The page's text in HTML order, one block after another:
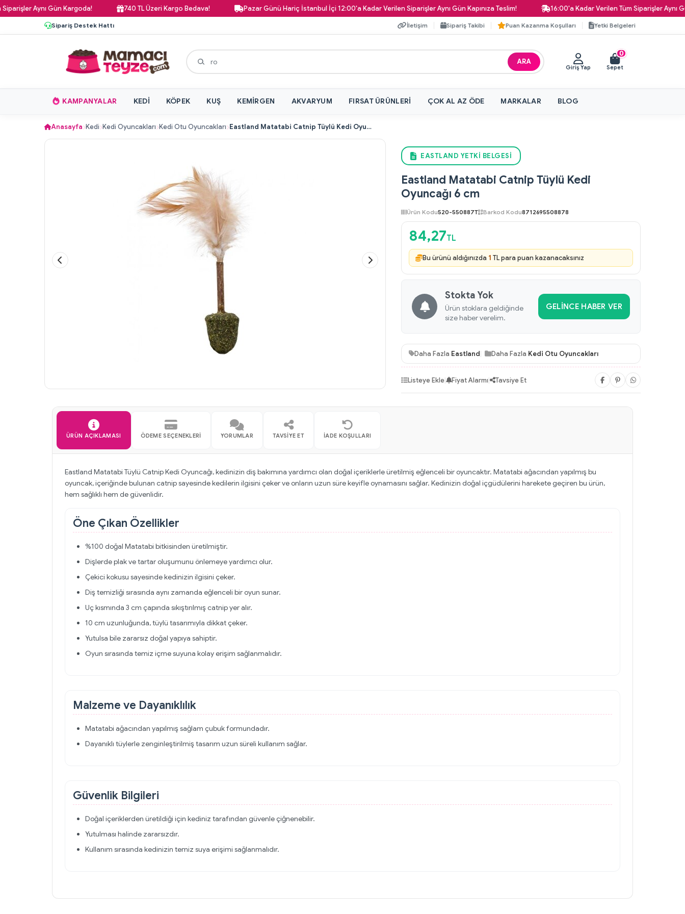
Aynı Gün Kargoda! 740 TL Üzeri Kargo Bedava! Pazar Günü Hariç İstanbul İçi 12:00'a Kadar Verilen Siparişler Aynı Gün Kapınıza Teslim! 16:00'a Kadar Verilen Tüm Siparişler Aynı Gün
Sipariş Destek Hattı İletişim Sipariş Takibi Puan Kazanma Koşulları Yetki Belgeleri
ARA
Giriş Yap
0
Sepet
KAMPANYALAR KEDI KÖPEK KUŞ KEMIRGEN AKVARYUM FIRSAT ÜRÜNLERI ÇOK AL AZ ÖDE MARKALAR BLOG
Anasayfa Kedi Kedi Oyuncakları Kedi Otu Oyuncakları Eastland Matatabi Catnip Tüylü Kedi Oyuncağı 6 cm
EASTLAND YETKI BELGESI
Eastland Matatabi Catnip Tüylü Kedi
Oyuncağı 6 cm
Ürün Kodu520-550887T Barkod Kodu8712695508878
84,27TL
Bu ürünü aldığınızda 1 TL para puan kazanacaksınız
Stokta Yok
Ürün stoklara geldiğinde
size haber verelim.
GELINCE HABER VER
Daha Fazla Eastland Daha Fazla Kedi Otu Oyuncakları
Listeye Ekle| Fiyat Alarmı| Tavsiye Et
ÜRÜN AÇIKLAMASI ÖDEME SEÇENEKLERI YORUMLAR TAVSIYE ET İADE KOŞULLARI
Eastland Matatabi Tüylü Catnip Kedi Oyuncağı, kedinizin diş bakımına yardımcı olan doğal içeriklerle üretilmiş eğlenceli bir oyuncaktır. Matatabi ağacından yapılmış bu
oyuncak, içeriğinde bulunan catnip sayesinde kedilerin ilgisini çeker ve onların uzun süre keyifle oynamasını sağlar. Kedinizin doğal içgüdülerini harekete geçiren bu ürün,
hem sağlıklı hem de güvenlidir.
Öne Çıkan Özellikler
%100 doğal Matatabi bitkisinden üretilmiştir.
Dişlerde plak ve tartar oluşumunu önlemeye yardımcı olur.
Çekici kokusu sayesinde kedinizin ilgisini çeker.
Diş temizliği sırasında aynı zamanda eğlenceli bir oyun sunar.
Uç kısmında 3 cm çapında sıkıştırılmış catnip yer alır.
10 cm uzunluğunda, tüylü tasarımıyla dikkat çeker.
Yutulsa bile zararsız doğal yapıya sahiptir.
Oyun sırasında temiz içme suyuna kolay erişim sağlanmalıdır.
Malzeme ve Dayanıklılık
Matatabi ağacından yapılmış sağlam çubuk formundadır.
Dayanıklı tüylerle zenginleştirilmiş tasarım uzun süreli kullanım sağlar.
Güvenlik Bilgileri
Doğal içeriklerden üretildiği için kediniz tarafından güvenle çiğnenebilir.
Yutulması halinde zararsızdır.
Kullanım sırasında kedinizin temiz suya erişimi sağlanmalıdır.